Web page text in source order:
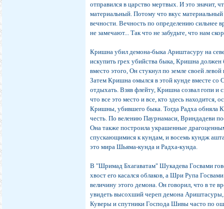
отправился в царство мертвых. И это значит,
материальный. Потому что вкус
вечности. Вечность по определению сильнее
не замечают... Так что не забудьте, что нам
Кришна убил демона-быка Ариштасуру на
искупить грех убийства быка, Кришна должен
вместо этого, Он стукнул по земле своей
Затем Кришна омылся в этой кунде вместе со
отдыхать. Взяв флейту, Кришна созвал гопи и
что все это место и все, кто здесь находится,
Кришны, убившего быка. Тогда Радха обняла
честь. По велению Паурнамаси, Вриндадеви
Она также построила украшенные
спускающимися к кундам, и восемь кундж
это мира Шьяма-кунда и Радха-кунда.
В "Шримад Бхагаватам" Шукадева Госвами
хвост его касался облаков, а Шри Рупа
величину этого демона. Он говорил, что в те
увидеть высохший череп демона Ариштасуры,
Куверы и спутники Господа Шивы часто по